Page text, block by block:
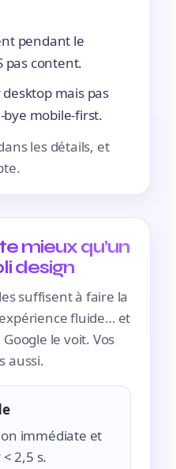
pendant le
pas content.
mais pas
mobile-first.
les détails, et
mieux qu’un
design
suffisent à faire la
fluide… et
le voit. Vos
aussi.
immédiate et
2,5 s.